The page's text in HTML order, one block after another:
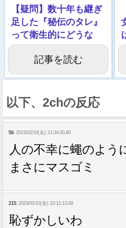
【疑問】数十年も継ぎ
足した『秘伝のタレ』
って衛生的にどうな
の？
記事を読む
以下、2chの反応
56: 2023/02/10(金) 21:34:20.80
人の不幸に蠅のよう
まさにマスゴミ
215: 2023/02/10(金) 22:11:13.68
恥ずかしいわ